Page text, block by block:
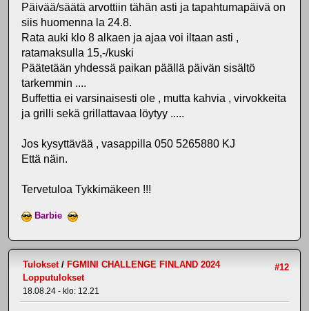
Päivää/säätä arvottiin tähän asti ja tapahtumapäivä on
siis huomenna la 24.8.
Rata auki klo 8 alkaen ja ajaa voi iltaan asti ,
ratamaksulla 15,-/kuski
Päätetään yhdessä paikan päällä päivän sisältö
tarkemmin ....
Buffettia ei varsinaisesti ole , mutta kahvia , virvokkeita
ja grilli sekä grillattavaa löytyy .....
Jos kysyttävää , vasappilla 050 5265880 KJ
Että näin.
Tervetuloa Tykkimäkeen !!!
Barbie
#12
Tulokset/ FGMINI CHALLENGE FINLAND 2024
Lopputulokset
18.08.24 - klo: 12.21